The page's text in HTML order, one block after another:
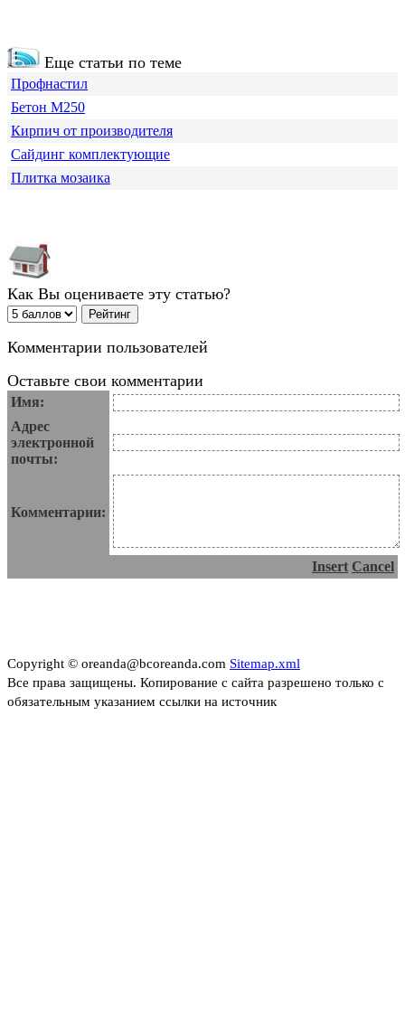
Еще статьи по теме
Профнастил
Бетон М250
Кирпич от производителя
Сайдинг комплектующие
Плитка мозаика
Как Вы оцениваете эту статью?
Комментарии пользователей
Оставьте свои комментарии
Имя:
Адрес
электронной
почты:
Комментарии:
Insert Cancel
Copyright © oreanda@bcoreanda.com Sitemap.xml
Все права защищены. Копирование с сайта разрешено только с
обязательным указанием ссылки на источник